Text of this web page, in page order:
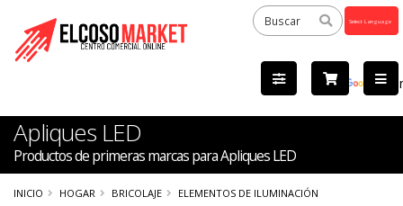
by
Apliques LED
Productos de primeras marcas para Apliques LED
INICIO HOGAR BRICOLAJE
ELEMENTOS DE ILUMINACIÓN